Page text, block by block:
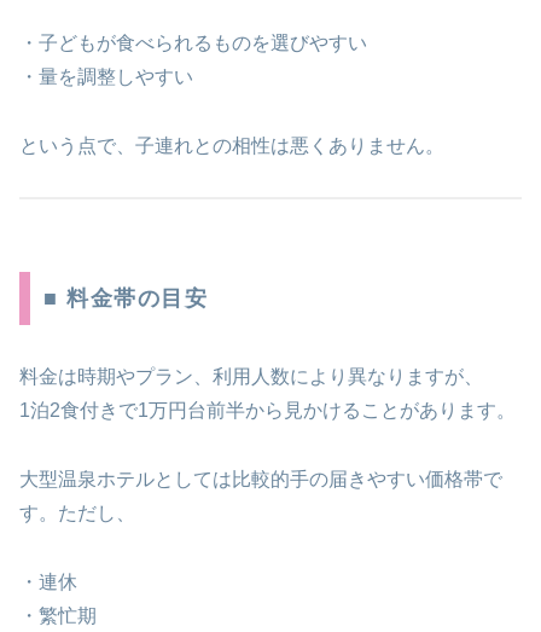
・子どもが食べられるものを選びやすい
・量を調整しやすい
という点で、子連れとの相性は悪くありません。
■ 料金帯の目安
料金は時期やプラン、利用人数により異なりますが、
1泊2食付きで1万円台前半から見かけることがあります。
大型温泉ホテルとしては比較的手の届きやすい価格帯で
す。ただし、
・連休
・繁忙期